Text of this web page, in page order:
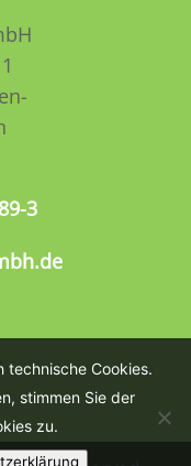
3
technische Cookies.
stimmen Sie der
zu.